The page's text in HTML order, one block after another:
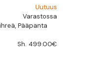
Uutuus
Varastossa
Pääpanta
Sh. 499.00€